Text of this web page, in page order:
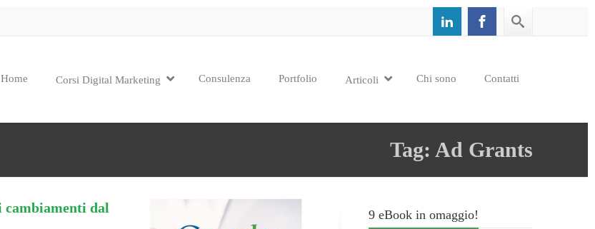
Home Corsi Digital Marketing Consulenza Portfolio Articoli Chi sono Contatti
Tag: Ad Grants
cambiamenti dal
9 eBook in omaggio!